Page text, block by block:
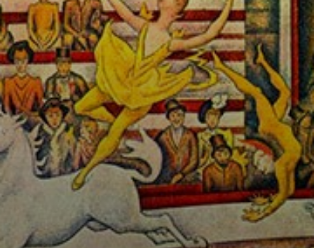
A pintura que se
tornou um cartão
postal de Paris no
século XIX.